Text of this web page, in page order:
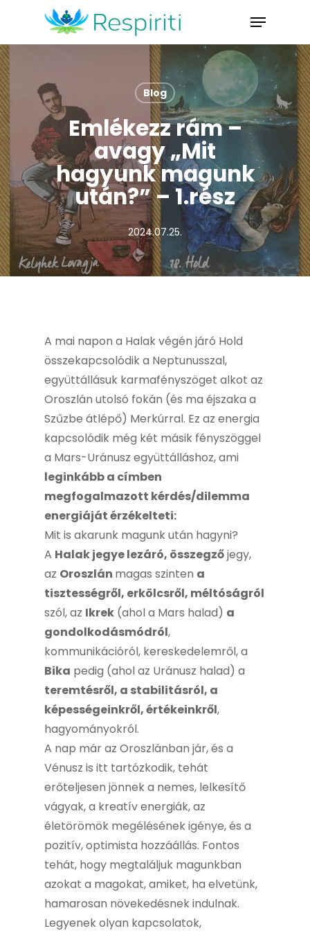
main
content
Menu
Blog
Emlékezz rám –
avagy „Mit
hagyunk magunk
után?” – 1.rész
2024.07.25.
A mai napon a Halak végén járó Hold
összekapcsolódik a Neptunusszal,
együttállásuk karmafényszöget alkot az
Oroszlán utolsó fokán (és ma éjszaka a
Szűzbe átlépő) Merkúrral. Ez az energia
kapcsolódik még két másik fényszöggel
a Mars-Uránusz együttálláshoz, ami
leginkább a címben
megfogalmazott kérdés/dilemma
energiáját érzékelteti:
Mit is akarunk magunk után hagyni?
A Halak jegye lezáró, összegzőjegy,
az Oroszlán magas szinten a
tisztességről, erkölcsről, méltóságról
szól, az Ikrek (ahol a Mars halad) a
gondolkodásmódról,
kommunikációról, kereskedelemről, a
Bika pedig (ahol az Uránusz halad) a
teremtésről, a stabilitásról, a
képességeinkről, értékeinkről,
hagyományokról.
A nap már az Oroszlánban jár, és a
Vénusz is itt tartózkodik, tehát
erőteljesen jönnek a nemes, lelkesítő
vágyak, a kreatív energiák, az
életörömök megélésének igénye, és a
pozitív, optimista hozzáállás. Fontos
tehát, hogy megtaláljuk magunkban
azokat a magokat, amiket, ha elvetünk,
hamarosan növekedésnek indulnak.
Legyenek olyan kapcsolatok,
Close
Menu